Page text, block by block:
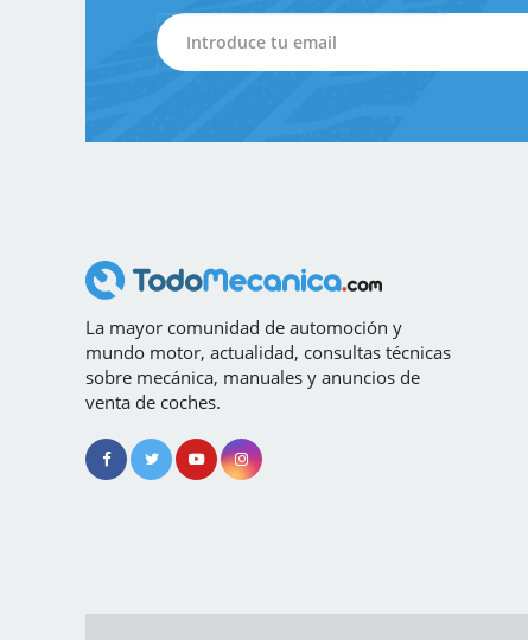
La mayor comunidad de automoción y
mundo motor, actualidad, consultas técnicas
sobre mecánica, manuales y anuncios de
venta de coches.